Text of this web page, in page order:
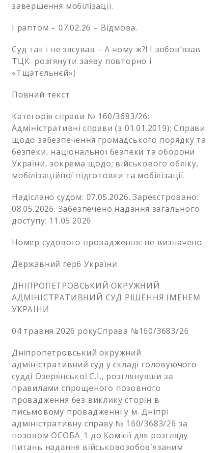
завершення мобілізації.
І раптом – 07.02.26 – Відмова.
Суд так і не зясував – А чому ж?! І зобов’язав
ТЦК розгянути заяву повторно і
«Тщатєльнєй»)
Повний текст
Категорія справи № 160/3683/26:
Адміністративні справи (з 01.01.2019); Справи
щодо забезпечення громадського порядку та
безпеки, національної безпеки та оборони
України, зокрема щодо; військового обліку,
мобілізаційної підготовки та мобілізації.
Надіслано судом: 07.05.2026. Зареєстровано:
08.05.2026. Забезпечено надання загального
доступу: 11.05.2026.
Номер судового провадження: не визначено
Державний герб України
ДНІПРОПЕТРОВСЬКИЙ ОКРУЖНИЙ
АДМІНІСТРАТИВНИЙ СУД РІШЕННЯ ІМЕНЕМ
УКРАЇНИ
04 травня 2026 рокуСправа №160/3683/26
Дніпропетровський окружний
адміністративний суд у складі головуючого
судді Озерянської С.І., розглянувши за
правилами спрощеного позовного
провадження без виклику сторін в
письмовому провадженні у м. Дніпрі
адміністративну справу № 160/3683/26 за
позовом ОСОБА_1 до Комісії для розгляду
питань надання військовозобов`язаним